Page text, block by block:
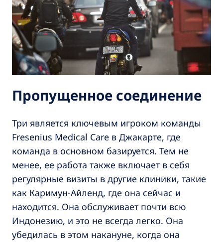
Пропущенное соединение
Три является ключевым игроком команды
Fresenius Medical Care в Джакарте, где
команда в основном базируется. Тем не
менее, ее работа также включает в себя
регулярные визиты в другие клиники, такие
как Каримун-Айленд, где она сейчас и
находится. Она обслуживает почти всю
Индонезию, и это не всегда легко. Она
убедилась в этом накануне, когда она